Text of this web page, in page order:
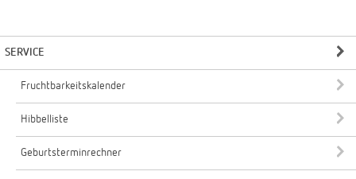
SERVICE
Fruchtbarkeitskalender
Hibbelliste
Geburtsterminrechner